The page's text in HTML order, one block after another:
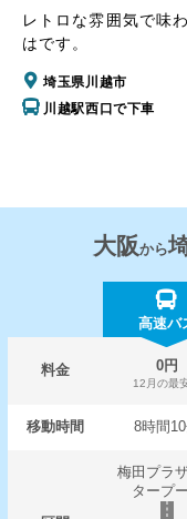
レトロな雰囲気で味
はです。
埼玉県川越市
川越駅西口で下車
大阪から
高速バ
料金 0円
12月の最
移動時間 8時間
梅田プラ
タープ